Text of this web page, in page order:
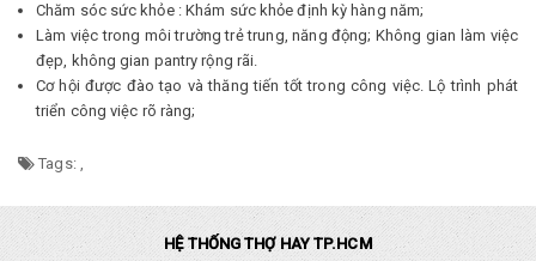
Chăm sóc sức khỏe : Khám sức khỏe định kỳ hàng năm;
Làm việc trong môi trường trẻ trung, năng động; Không gian làm việc
đẹp, không gian pantry rộng rãi.
Cơ hội được đào tạo và thăng tiến tốt trong công việc. Lộ trình phát
triển công việc rõ ràng;
Tags:
HỆ THỐNG THỢ HAY TP.HCM